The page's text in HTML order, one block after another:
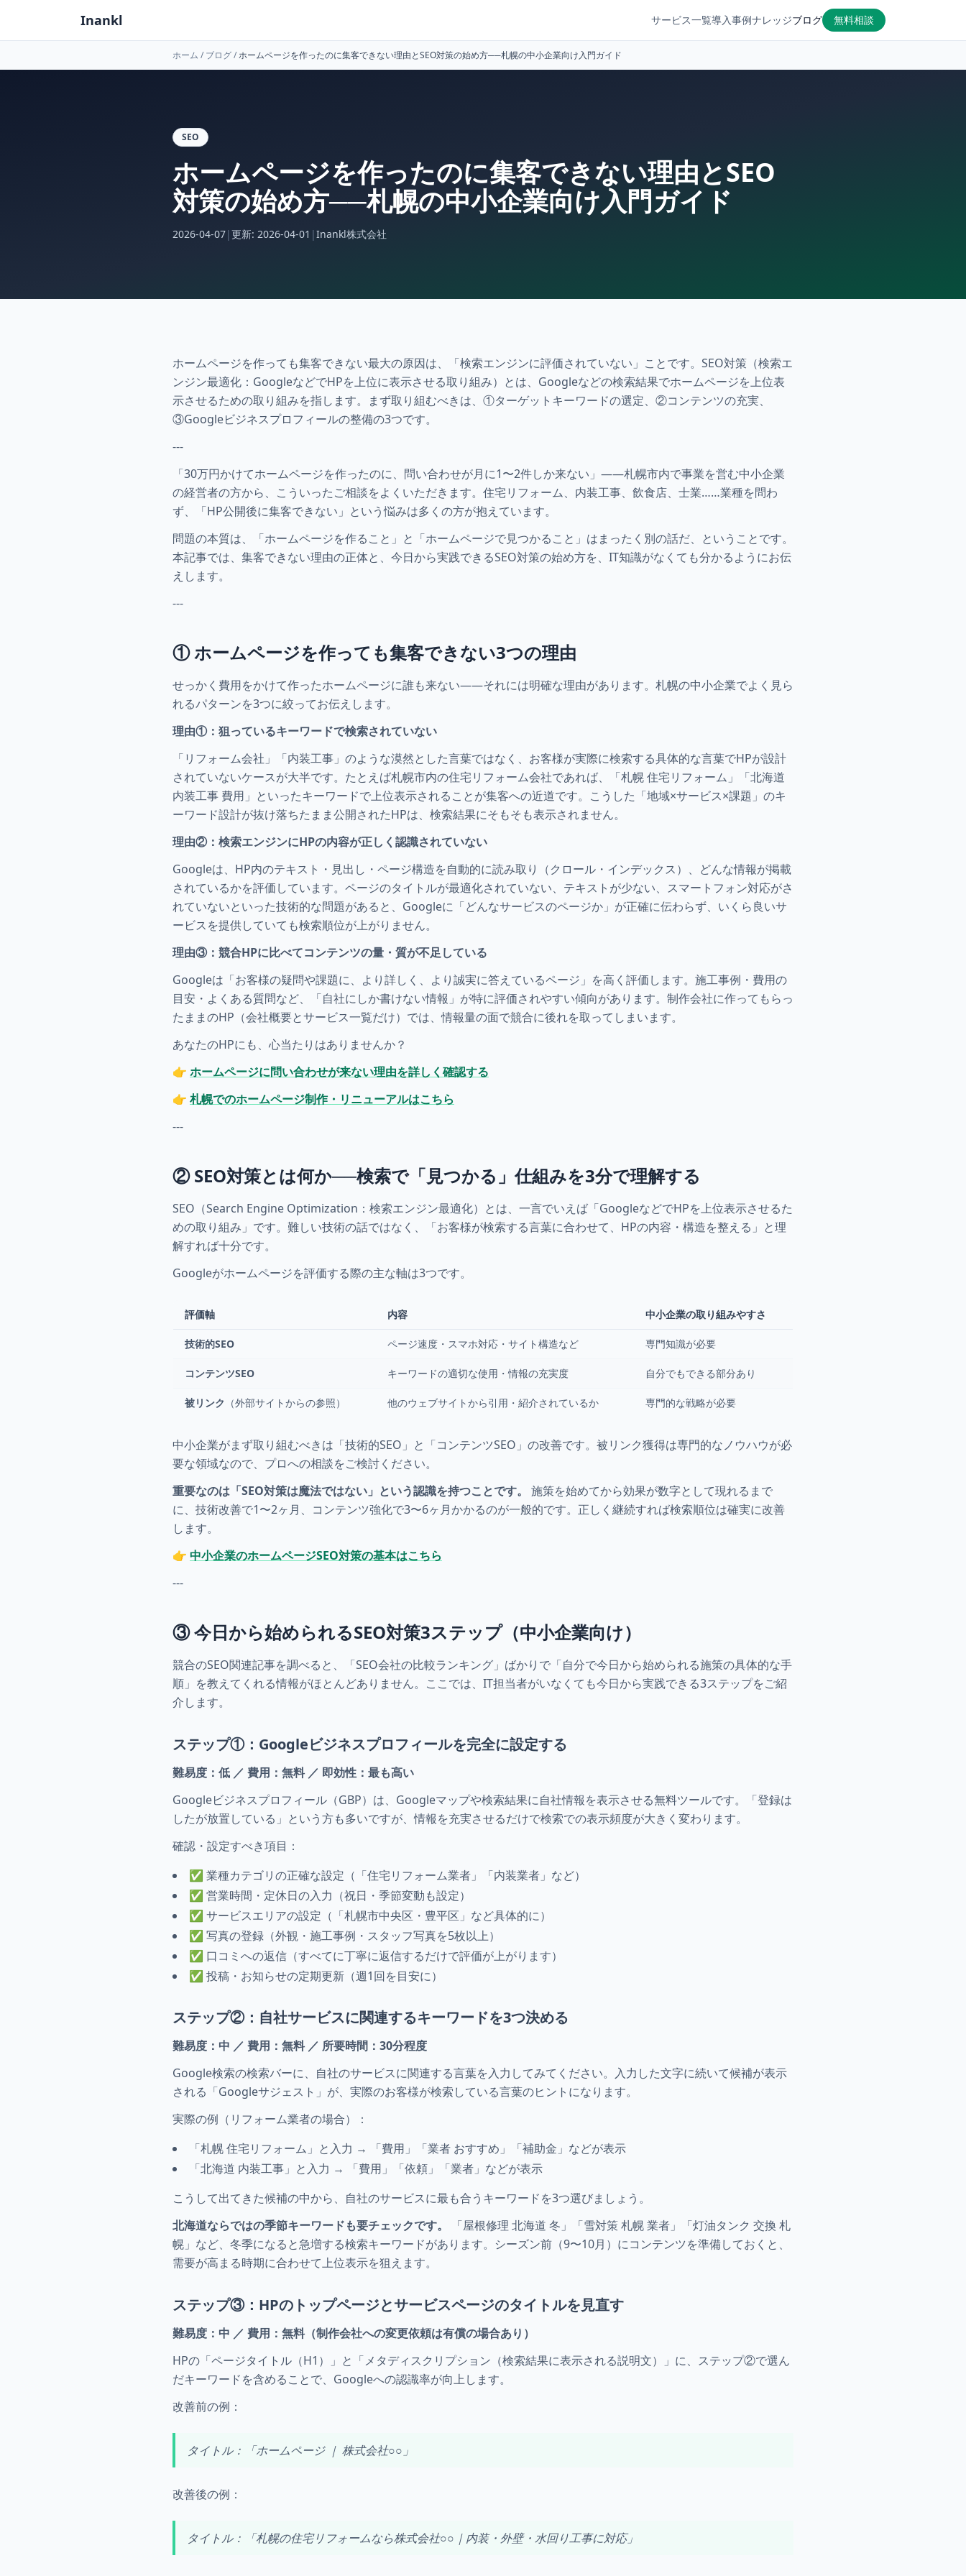
Inankl サービス一覧導入事例ナレッジブログ 無料相談
ホーム /ブログ/ホームページを作ったのに集客できない理由とSEO対策の始め方──札幌の中小企業向け入門ガイド
SEO
ホームページを作ったのに集客できない理由とSEO
対策の始め方──札幌の中小企業向け入門ガイド
2026-04-07|更新: 2026-04-01 |Inankl株式会社
ホームページを作っても集客できない最大の原因は、「検索エンジンに評価されていない」ことです。SEO対策（検索エ
ンジン最適化：GoogleなどでHPを上位に表示させる取り組み）とは、Googleなどの検索結果でホームページを上位表
示させるための取り組みを指します。まず取り組むべきは、①ターゲットキーワードの選定、②コンテンツの充実、
③Googleビジネスプロフィールの整備の3つです。
---
「30万円かけてホームページを作ったのに、問い合わせが月に1〜2件しか来ない」——札幌市内で事業を営む中小企業
の経営者の方から、こういったご相談をよくいただきます。住宅リフォーム、内装工事、飲食店、士業……業種を問わ
ず、「HP公開後に集客できない」という悩みは多くの方が抱えています。
問題の本質は、「ホームページを作ること」と「ホームページで見つかること」はまったく別の話だ、ということです。
本記事では、集客できない理由の正体と、今日から実践できるSEO対策の始め方を、IT知識がなくても分かるようにお伝
えします。
---
① ホームページを作っても集客できない3つの理由
せっかく費用をかけて作ったホームページに誰も来ない——それには明確な理由があります。札幌の中小企業でよく見ら
れるパターンを3つに絞ってお伝えします。
理由①：狙っているキーワードで検索されていない
「リフォーム会社」「内装工事」のような漠然とした言葉ではなく、お客様が実際に検索する具体的な言葉でHPが設計
されていないケースが大半です。たとえば札幌市内の住宅リフォーム会社であれば、「札幌 住宅リフォーム」「北海道
内装工事 費用」といったキーワードで上位表示されることが集客への近道です。こうした「地域×サービス×課題」のキ
ーワード設計が抜け落ちたまま公開されたHPは、検索結果にそもそも表示されません。
理由②：検索エンジンにHPの内容が正しく認識されていない
Googleは、HP内のテキスト・見出し・ページ構造を自動的に読み取り（クロール・インデックス）、どんな情報が掲載
されているかを評価しています。ページのタイトルが最適化されていない、テキストが少ない、スマートフォン対応がさ
れていないといった技術的な問題があると、Googleに「どんなサービスのページか」が正確に伝わらず、いくら良いサ
ービスを提供していても検索順位が上がりません。
理由③：競合HPに比べてコンテンツの量・質が不足している
Googleは「お客様の疑問や課題に、より詳しく、より誠実に答えているページ」を高く評価します。施工事例・費用の
目安・よくある質問など、「自社にしか書けない情報」が特に評価されやすい傾向があります。制作会社に作ってもらっ
たままのHP（会社概要とサービス一覧だけ）では、情報量の面で競合に後れを取ってしまいます。
あなたのHPにも、心当たりはありませんか？
👉 ホームページに問い合わせが来ない理由を詳しく確認する
👉 札幌でのホームページ制作・リニューアルはこちら
---
② SEO対策とは何か──検索で「見つかる」仕組みを3分で理解する
SEO（Search Engine Optimization：検索エンジン最適化）とは、一言でいえば「GoogleなどでHPを上位表示させるた
めの取り組み」です。難しい技術の話ではなく、「お客様が検索する言葉に合わせて、HPの内容・構造を整える」と理
解すれば十分です。
Googleがホームページを評価する際の主な軸は3つです。
評価軸 内容 中小企業の取り組みやすさ
技術的SEO ページ速度・スマホ対応・サイト構造など 専門知識が必要
コンテンツSEO キーワードの適切な使用・情報の充実度 自分でもできる部分あり
被リンク （外部サイトからの参照） 他のウェブサイトから引用・紹介されているか 専門的な戦略が必要
中小企業がまず取り組むべきは「技術的SEO」と「コンテンツSEO」の改善です。被リンク獲得は専門的なノウハウが必
要な領域なので、プロへの相談をご検討ください。
重要なのは「SEO対策は魔法ではない」という認識を持つことです。
施策を始めてから効果が数字として現れるまで
に、技術改善で1〜2ヶ月、コンテンツ強化で3〜6ヶ月かかるのが一般的です。正しく継続すれば検索順位は確実に改善
します。
👉 中小企業のホームページSEO対策の基本はこちら
---
③ 今日から始められるSEO対策3ステップ（中小企業向け）
競合のSEO関連記事を調べると、「SEO会社の比較ランキング」ばかりで「自分で今日から始められる施策の具体的な手
順」を教えてくれる情報がほとんどありません。ここでは、IT担当者がいなくても今日から実践できる3ステップをご紹
介します。
ステップ①：Googleビジネスプロフィールを完全に設定する
難易度：低 ／ 費用：無料 ／ 即効性：最も高い
Googleビジネスプロフィール（GBP）は、Googleマップや検索結果に自社情報を表示させる無料ツールです。「登録は
したが放置している」という方も多いですが、情報を充実させるだけで検索での表示頻度が大きく変わります。
確認・設定すべき項目：
✅ 業種カテゴリの正確な設定（「住宅リフォーム業者」「内装業者」など）
✅ 営業時間・定休日の入力（祝日・季節変動も設定）
✅ サービスエリアの設定（「札幌市中央区・豊平区」など具体的に）
✅ 写真の登録（外観・施工事例・スタッフ写真を5枚以上）
✅ 口コミへの返信（すべてに丁寧に返信するだけで評価が上がります）
✅ 投稿・お知らせの定期更新（週1回を目安に）
ステップ②：自社サービスに関連するキーワードを3つ決める
難易度：中 ／ 費用：無料 ／ 所要時間：30分程度
Google検索の検索バーに、自社のサービスに関連する言葉を入力してみてください。入力した文字に続いて候補が表示
される「Googleサジェスト」が、実際のお客様が検索している言葉のヒントになります。
実際の例（リフォーム業者の場合）：
「札幌 住宅リフォーム」と入力 → 「費用」「業者 おすすめ」「補助金」などが表示
「北海道 内装工事」と入力 → 「費用」「依頼」「業者」などが表示
こうして出てきた候補の中から、自社のサービスに最も合うキーワードを3つ選びましょう。
北海道ならではの季節キーワードも要チェックです。
「屋根修理 北海道 冬」「雪対策 札幌 業者」「灯油タンク 交換 札
幌」など、冬季になると急増する検索キーワードがあります。シーズン前（9〜10月）にコンテンツを準備しておくと、
需要が高まる時期に合わせて上位表示を狙えます。
ステップ③：HPのトップページとサービスページのタイトルを見直す
難易度：中 ／ 費用：無料（制作会社への変更依頼は有償の場合あり）
HPの「ページタイトル（H1）」と「メタディスクリプション（検索結果に表示される説明文）」に、ステップ②で選ん
だキーワードを含めることで、Googleへの認識率が向上します。
改善前の例：
タイトル：「ホームページ ｜ 株式会社○○」
改善後の例：
タイトル：「札幌の住宅リフォームなら株式会社○○｜内装・外壁・水回り工事に対応」